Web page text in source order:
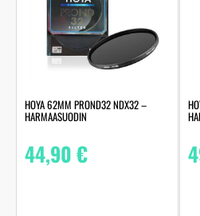
HOYA 62MM PROND32 NDX32 –
HARMAASUODIN
44,90€